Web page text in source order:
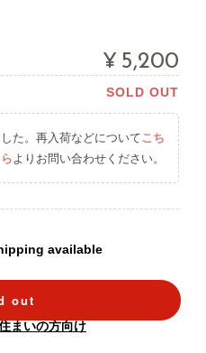
¥5,200
SOLD OUT
た。再入荷などについてこち
ら よりお問い合わせください。
available
out
まいの方向け